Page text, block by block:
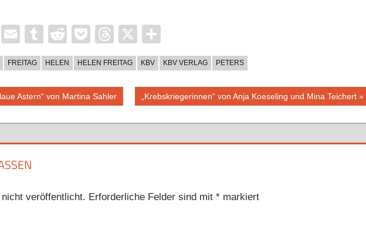
WhatsApp
EmailTumblr
RedditPocketThreads
X
FREITAG HELEN HELEN FREITAG KBV KBV VERLAG PETERS
Astern“ von Martina Sahler
Nächster
„Krebskriegerinnen“ von Anja Koeseling und Mina Teichert
veröffentlicht. Erforderliche Felder sind mit *markiert